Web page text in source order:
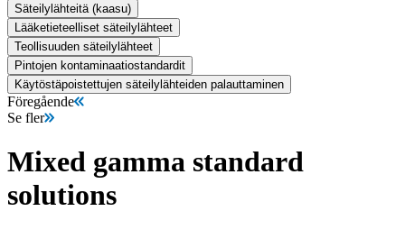
Säteilylähteitä (kaasu)
Lääketieteelliset säteilylähteet
Teollisuuden säteilylähteet
Pintojen kontaminaatiostandardit
Käytöstäpoistettujen säteilylähteiden palauttaminen
Föregående
Se fler
Mixed gamma standard
solutions